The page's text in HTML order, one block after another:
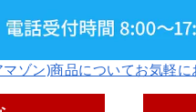
ゾン)商品についてお気軽